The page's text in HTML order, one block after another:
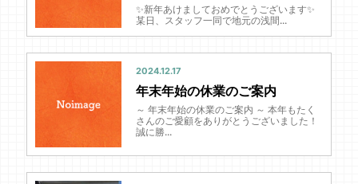
✨新年あけましておめでとうございます✨
某日、スタッフ一同で地元の浅間...
2024.12.17
年末年始の休業のご案内
～ 年末年始の休業のご案内 ～ 本年もたく
さんのご愛顧をありがとうございました！
誠に勝...